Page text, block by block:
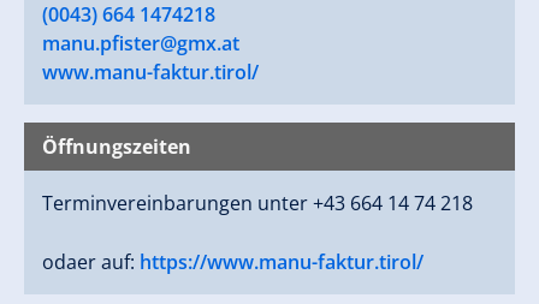
(0043) 664 1474218
manu.pfister@gmx.at
www.manu-faktur.tirol/
Öffnungszeiten
Terminvereinbarungen unter +43 664 14 74 218
odaer auf: https://www.manu-faktur.tirol/